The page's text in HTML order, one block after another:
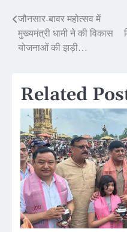
Post
navigation
जौनसार-बावर महोत्सव में
मुख्यमंत्री धामी ने की विकास
योजनाओं की झड़ी…
Related